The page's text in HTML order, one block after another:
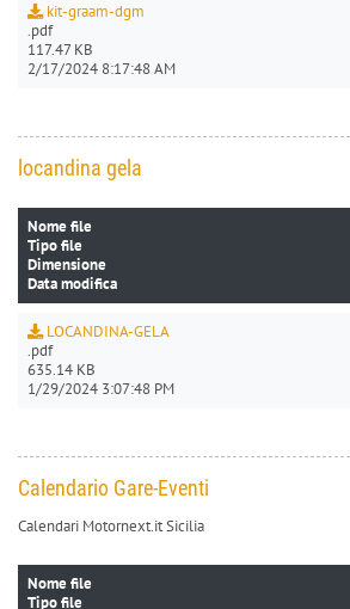
kit-graam-dgm
.pdf
117.47 KB
2/17/2024 8:17:48 AM
locandina gela
Nome file
Tipo file
Dimensione
Data modifica
LOCANDINA-GELA
.pdf
635.14 KB
1/29/2024 3:07:48 PM
Calendario Gare-Eventi
Calendari Motornext.it Sicilia
Nome file
Tipo file